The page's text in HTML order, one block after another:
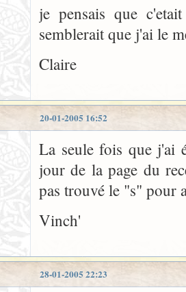
je pensais que
semblerait que j'ai le
Claire
20-01-2005 16:52
La seule fois que j'ai
jour de la page du
pas trouvé le "s" pour
Vinch'
28-01-2005 22:23